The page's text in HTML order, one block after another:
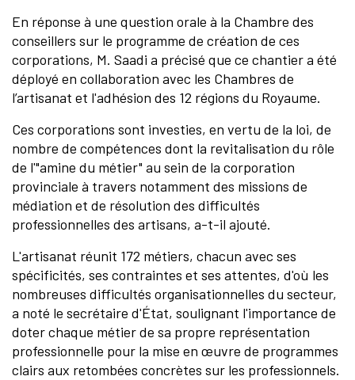
En réponse à une question orale à la Chambre des
conseillers sur le programme de création de ces
corporations, M. Saadi a précisé que ce chantier a été
déployé en collaboration avec les Chambres de
l’artisanat et l'adhésion des 12 régions du Royaume.
Ces corporations sont investies, en vertu de la loi, de
nombre de compétences dont la revitalisation du rôle
de l'"amine du métier" au sein de la corporation
provinciale à travers notamment des missions de
médiation et de résolution des difficultés
professionnelles des artisans, a-t-il ajouté.
L'artisanat réunit 172 métiers, chacun avec ses
spécificités, ses contraintes et ses attentes, d'où les
nombreuses difficultés organisationnelles du secteur,
a noté le secrétaire d'État, soulignant l'importance de
doter chaque métier de sa propre représentation
professionnelle pour la mise en œuvre de programmes
clairs aux retombées concrètes sur les professionnels.